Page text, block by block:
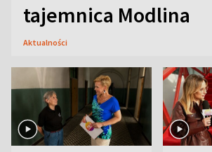
tajemnica Modlina
Aktualności